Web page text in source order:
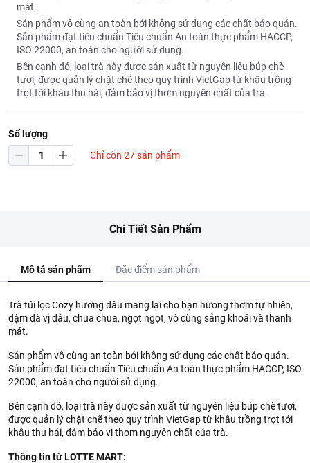
mát.
Sản phẩm vô cùng an toàn bởi không sử dụng các chất bảo quản.
Sản phẩm đạt tiêu chuẩn Tiêu chuẩn An toàn thực phẩm HACCP,
ISO 22000, an toàn cho người sử dụng.
Bên cạnh đó, loại trà này được sản xuất từ nguyên liệu búp chè
tươi, được quản lý chặt chẽ theo quy trình VietGap từ khâu trồng
trọt tới khâu thu hái, đảm bảo vị thơm nguyên chất của trà.
Số lượng
Chỉ còn 27 sản phẩm
Chi Tiết Sản Phẩm
Mô tả sản phẩm Đặc điểm sản phẩm
Trà túi lọc Cozy hương dâu mang lại cho bạn hương thơm tự nhiên,
đậm đà vị dâu, chua chua, ngọt ngọt, vô cùng sảng khoái và thanh
mát.
Sản phẩm vô cùng an toàn bởi không sử dụng các chất bảo quản.
Sản phẩm đạt tiêu chuẩn Tiêu chuẩn An toàn thực phẩm HACCP, ISO
22000, an toàn cho người sử dụng.
Bên cạnh đó, loại trà này được sản xuất từ nguyên liệu búp chè tươi,
được quản lý chặt chẽ theo quy trình VietGap từ khâu trồng trọt tới
khâu thu hái, đảm bảo vị thơm nguyên chất của trà.
Thông tin từ LOTTE MART: